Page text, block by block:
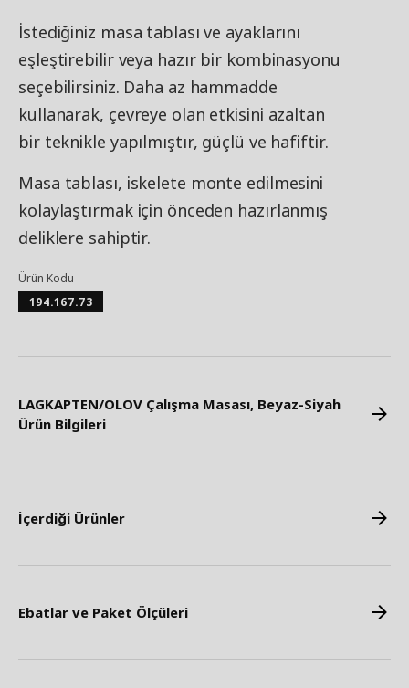
İstediğiniz masa tablası ve ayaklarını
eşleştirebilir veya hazır bir kombinasyonu
seçebilirsiniz. Daha az hammadde
kullanarak, çevreye olan etkisini azaltan
bir teknikle yapılmıştır, güçlü ve hafiftir.
Masa tablası, iskelete monte edilmesini
kolaylaştırmak için önceden hazırlanmış
deliklere sahiptir.
Ürün Kodu
194.167.73
LAGKAPTEN/OLOV Çalışma Masası, Beyaz-Siyah
Ürün Bilgileri
İçerdiği Ürünler
Ebatlar ve Paket Ölçüleri